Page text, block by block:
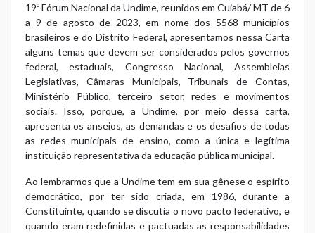
19º Fórum Nacional da Undime, reunidos em Cuiabá/ MT de 6
a 9 de agosto de 2023, em nome dos 5568 municípios
brasileiros e do Distrito Federal, apresentamos nessa Carta
alguns temas que devem ser considerados pelos governos
federal, estaduais, Congresso Nacional, Assembleias
Legislativas, Câmaras Municipais, Tribunais de Contas,
Ministério Público, terceiro setor, redes e movimentos
sociais. Isso, porque, a Undime, por meio dessa carta,
apresenta os anseios, as demandas e os desafios de todas
as redes municipais de ensino, como a única e legítima
instituição representativa da educação pública municipal.
Ao lembrarmos que a Undime tem em sua gênese o espírito
democrático, por ter sido criada, em 1986, durante a
Constituinte, quando se discutia o novo pacto federativo, e
quando eram redefinidas e pactuadas as responsabilidades